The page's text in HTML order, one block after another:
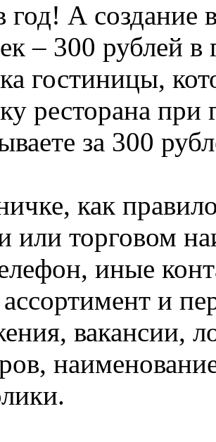
год! А
– 300 рублей
гостиницы,
ресторана при
за 300
как
или торговом
иные
и
вакансии,